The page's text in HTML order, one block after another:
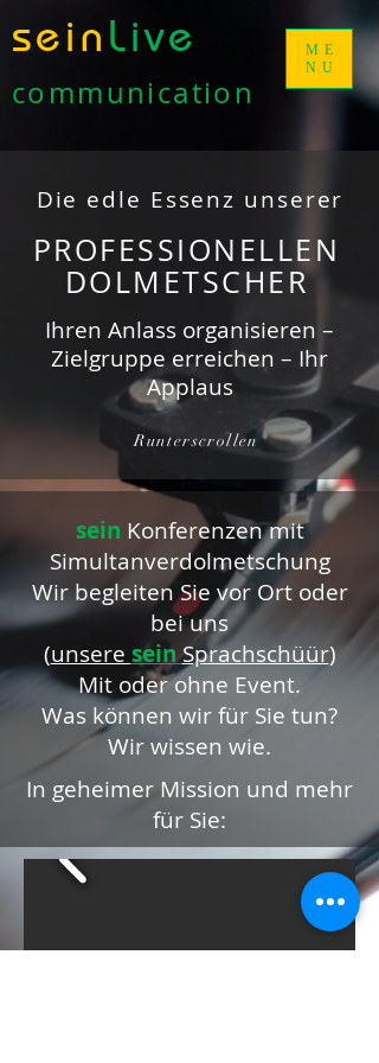
ME
NU
sein Live
communication
Die edle Essenz unserer
PROFESSIONELLEN
DOLMETSCHER
Ihren Anlass organisieren –
Zielgruppe erreichen – Ihr
Applaus
Runterscrollen
sein Konferenzen mit
Simultanverdolmetschung
Wir begleiten Sie vor Ort oder
bei uns
(unsere seinSprachschüür)
Mit oder ohne Event.
Was können wir für Sie tun?
Wir wissen wie.
In geheimer Mission und mehr
für Sie: